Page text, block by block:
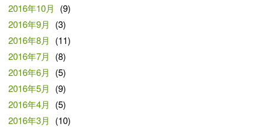
2016年10月
(9)
2016年9月
(3)
2016年8月
(11)
2016年7月
(8)
2016年6月
(5)
2016年5月
(9)
2016年4月
(5)
2016年3月
(10)